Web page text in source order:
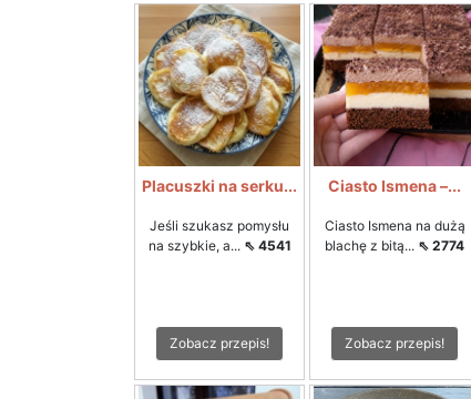
Placuszki na serku...
Jeśli szukasz pomysłu
na szybkie, a... ⇖ 4541
Zobacz przepis!
Ciasto Ismena –...
Ciasto Ismena na dużą
blachę z bitą... ⇖ 2774
Zobacz przepis!